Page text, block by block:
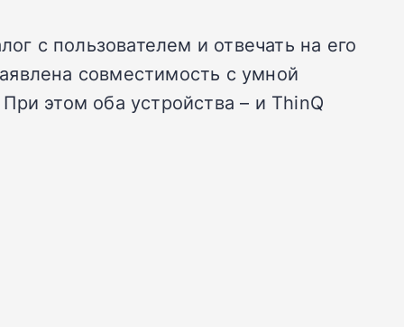
с пользователем и отвечать на его
совместимость с умной
этом оба устройства – и ThinQ